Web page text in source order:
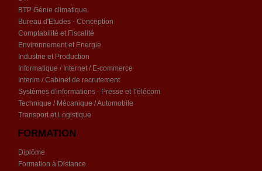
BTP Génie climatique
Bureau d'Etudes - Conception
Comptabilité et Fiscalité
Environnement et Energie
Industrie et Production
Informatique / Internet / E-commerce
Interim / Cabinet de recrutement
Systèmes d'informations - Presse et Télécom
Technique / Mécanique / Automobile
Transport et Logistique
FORMATION
Diplôme
Formation à Distance